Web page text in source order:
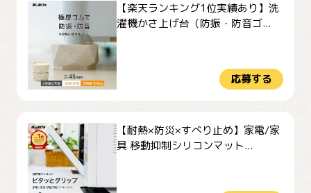
【楽天ランキング1位実績あり】洗
濯機かさ上げ台（防振・防音ゴ...
応募する
【耐熱×防災×すべり止め】家電/家
具 移動抑制シリコンマット...